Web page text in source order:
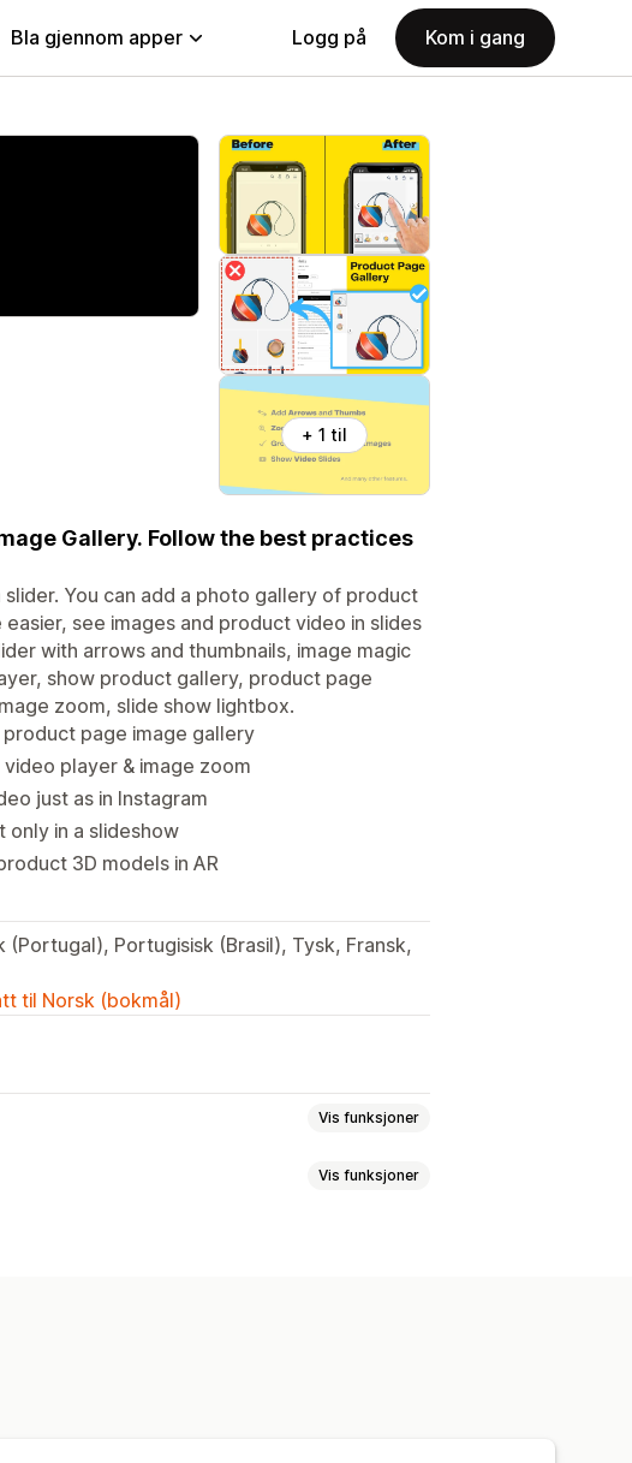
Bla gjennom apper Logg på Kom i gang
+ 1 til
Gallery. Follow the best practices
You can add a photo gallery of product
see images and product video in slides
with arrows and thumbnails, image magic
show product gallery, product page
zoom, slide show lightbox.
page image gallery
player & image zoom
just as in Instagram
only in a slideshow
3D models in AR
(Portugal), Portugisisk (Brasil), Tysk, Fransk,
til Norsk (bokmål)
Vis funksjoner
Vis funksjoner